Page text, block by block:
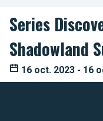
Series
Shadowland
16 oct. 2023 - 16